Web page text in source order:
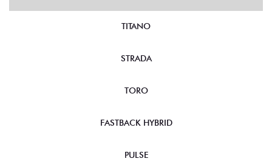
TITANO
STRADA
TORO
FASTBACK HYBRID
PULSE